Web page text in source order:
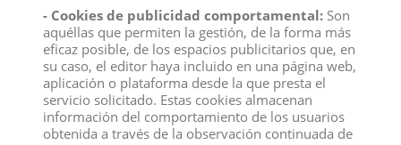
Adquiera la figura de comansi de Spectra Vondergeist en distribución al por
mayor con el precio más competitivo del mercado.
Estamos especializados en la venta al por mayor y distribución en figuras
de pvc, en productos de impulso y primera línea de caja.
Si quieres comprar figuras de pvc baratas por internet
DistribucionFigurasPvc.com es la pagina indicada.
- Cookies de publicidad comportamental: Son
aquéllas que permiten la gestión, de la forma más
eficaz posible, de los espacios publicitarios que, en
su caso, el editor haya incluido en una página web,
aplicación o plataforma desde la que presta el
servicio solicitado. Estas cookies almacenan
información del comportamiento de los usuarios
obtenida a través de la observación continuada de